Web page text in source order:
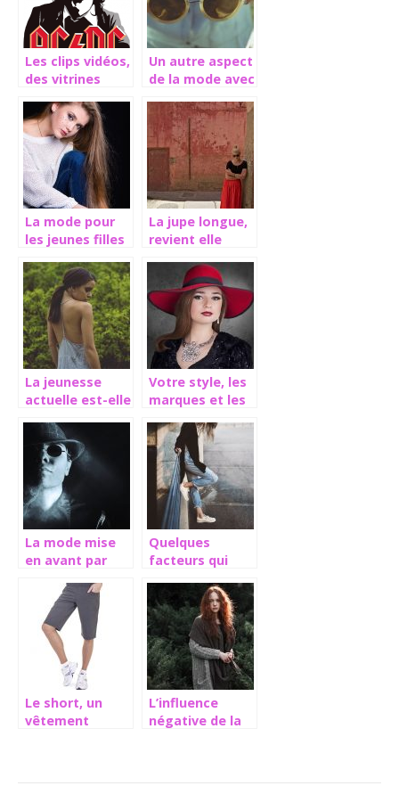
Les clips vidéos,
des vitrines
Un autre aspect
de la mode avec
La mode pour
les jeunes filles
savoir laquelle
choisir ?
La jupe longue,
revient elle
grâce dans la
mode actuelle ?
La jeunesse
actuelle est-elle
la Haute
couture?
Votre style, les
marques et les
magasins
La mode mise
en avant par
personnalités
et influenceurs
Quelques
facteurs qui
effets mode
Le short, un
vêtement
L’influence
négative de la